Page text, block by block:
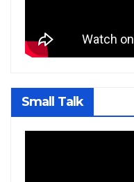
Small Talk